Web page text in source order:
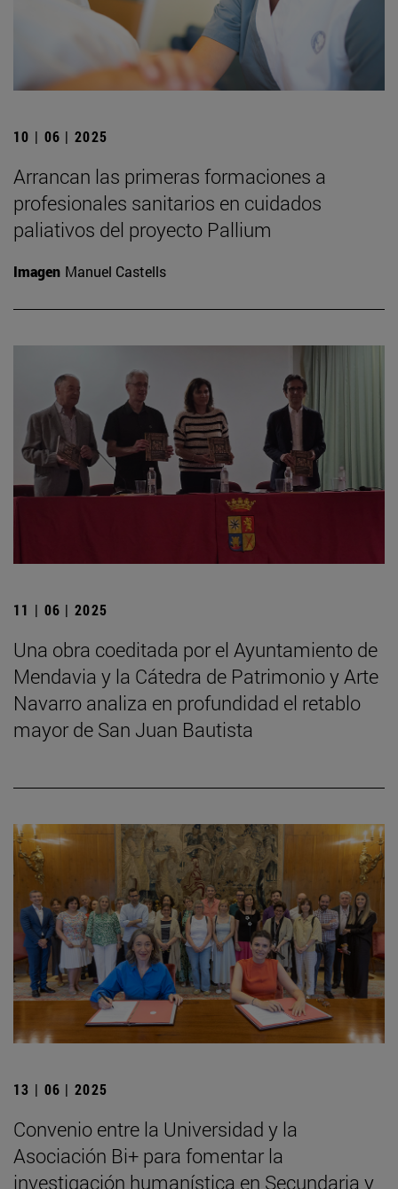
10 | 06 | 2025
Arrancan las primeras formaciones a
profesionales sanitarios en cuidados
paliativos del proyecto Pallium
Imagen Manuel Castells
11 | 06 | 2025
Una obra coeditada por el Ayuntamiento de
Mendavia y la Cátedra de Patrimonio y Arte
Navarro analiza en profundidad el retablo
mayor de San Juan Bautista
13 | 06 | 2025
Convenio entre la Universidad y la
Asociación Bi+ para fomentar la
investigación humanística en Secundaria y